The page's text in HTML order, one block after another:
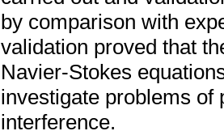
by comparison with
validation proved that
Navier-Stokes
investigate problems of
interference.